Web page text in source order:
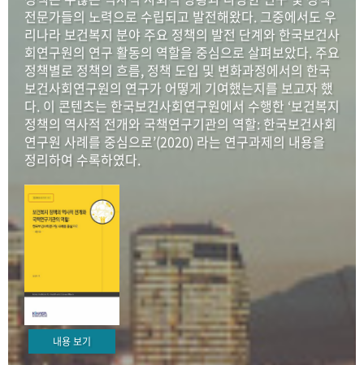
간행물 변천사
기록물 아카이브
사진 아카이브 문서 기록물 행정박물 영상 기록물
50+1주년 기념
성과 50선 숫자로 보는 50년
세계와 함께 한 KIHASA
VR 역사관
전문가들의 노력으로 수립되고 발전해왔다. 그중에서도 우
리나라 보건복지 분야 주요 정책의 발전 단계와 한국보건사
회연구원의 연구 활동의 역할을 중심으로 살펴보았다. 주요
정책별로 정책의 흐름, 정책 도입 및 변화과정에서의 한국
보건사회연구원의 연구가 어떻게 기여했는지를 보고자 했
다. 이 콘텐츠는 한국보건사회연구원에서 수행한 ‘보건복지
정책의 역사적 전개와 국책연구기관의 역할: 한국보건사회
연구원 사례를 중심으로’(2020) 라는 연구과제의 내용을
정리하여 수록하였다.
내용 보기